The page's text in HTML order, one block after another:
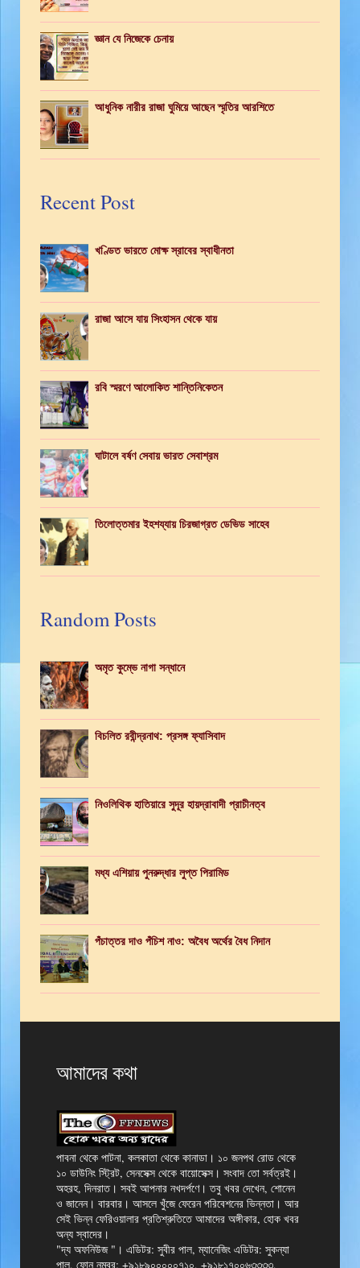
জ্ঞান যে নিজেকে চেনায়
আধুনিক নারীর রাজা ঘুমিয়ে আছেন স্মৃতির আরশিতে
Recent Post
খণ্ডিত ভারতে মোক্ষ স্রাবের স্বাধীনতা
রাজা আসে যায় সিংহাসন থেকে যায়
রবি স্মরণে আলোকিত শান্তিনিকেতন
ঘাটালে বর্ষণ সেবায় ভারত সেবাশ্রম
তিলোত্তমার ইহশয্যায় চিরজাগ্রত ডেভিড সাহেব
Random Posts
অমৃত কুম্ভে নাগা সন্ধানে
বিচলিত রবীন্দ্রনাথ: প্রসঙ্গ ফ্যাসিবাদ
নিওলিথিক হাতিয়ারে সুদূর হায়দ্রাবাদী প্রাচীনত্ব
মধ্য এশিয়ায় পুনরুদ্ধার লুপ্ত পিরামিড
পঁচাত্তর দাও পঁচিশ নাও: অবৈধ অর্থের বৈধ নিদান
আমাদের কথা
পাবনা থেকে পাটনা, কলকাতা থেকে কানাডা। ১০ জনপথ রোড থেকে
১০ ডাউনিং স্ট্রিট, সেনসেক্স থেকে বায়োসেক্স। সংবাদ তো সর্বত্রই।
অহরহ, দিনরাত। সবই আপনার নখদর্পণে। তবু খবর দেখেন, শোনেন
ও জানেন। বারবার। আসলে খুঁজে ফেরেন পরিবেশনের ভিন্নতা। আর
সেই ভিন্ন ফেরিওয়ালার প্রতিশ্রুতিতে আমাদের অঙ্গীকার, হোক খবর
অন্য স্বাদের।
"দ্য অফনিউজ "। এডিটর: সুবীর পাল, ম্যানেজিং এডিটর: সুকন্যা
পাল, ফোন নম্বর: +৯১৮৯০০০০০৭১০, +৯১৮১৭০০৬৩৩৩৩,